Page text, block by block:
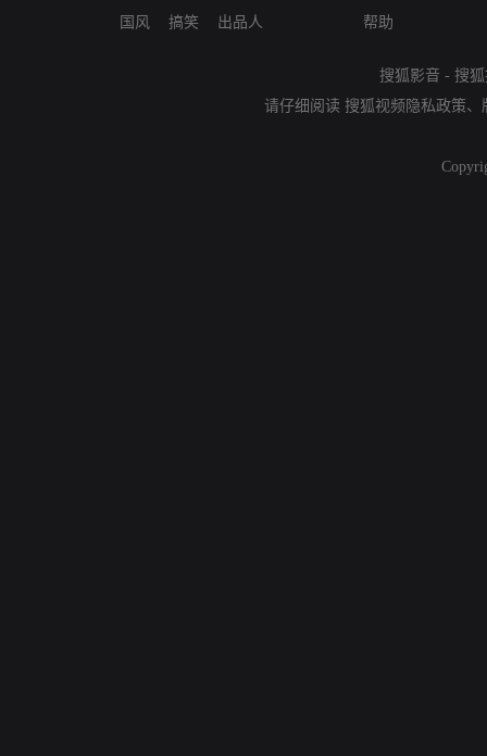
国风
搞笑
出品人
帮助
搜狐影音 - 搜
请仔细阅读 搜狐视频隐私政策、